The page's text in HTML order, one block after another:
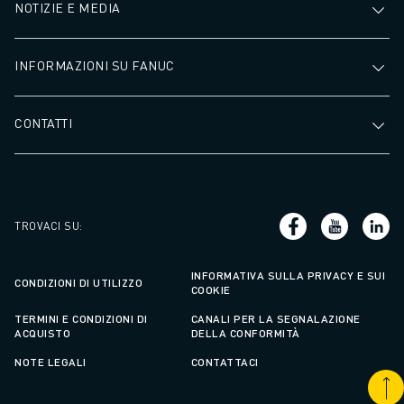
NOTIZIE E MEDIA
INFORMAZIONI SU FANUC
CONTATTI
TROVACI SU:
CONDIZIONI DI UTILIZZO
INFORMATIVA SULLA PRIVACY E SUI
COOKIE
TERMINI E CONDIZIONI DI
ACQUISTO
CANALI PER LA SEGNALAZIONE
DELLA CONFORMITÀ
NOTE LEGALI CONTATTACI